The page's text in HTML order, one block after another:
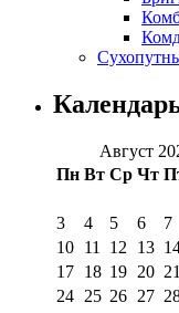
Август
Пн Вт Ср Чт
3
4 5 6 7
10 11 12 13
17 18 19 20 21
24 25 26 27